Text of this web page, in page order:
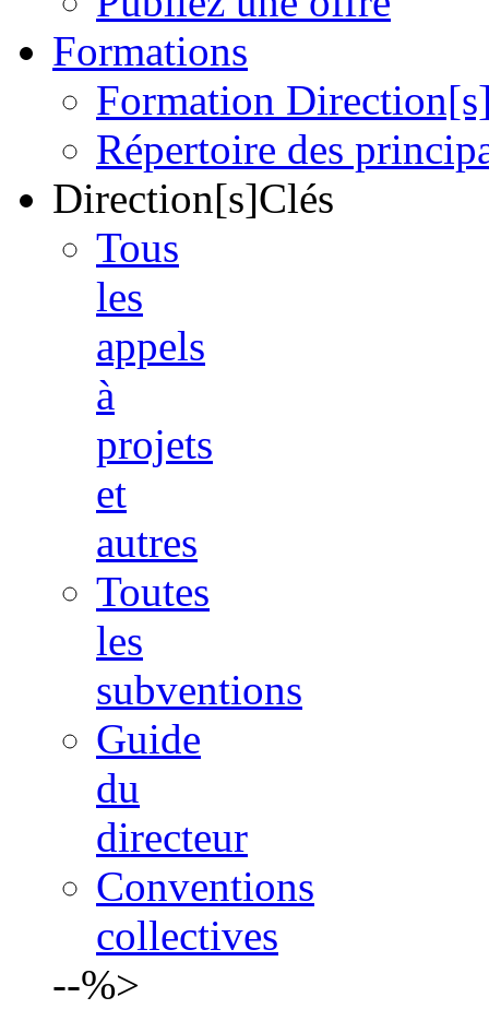
Formations
Formation
Répertoire des
Direction[s]Clés
Tous
les
appels
à
projets
et
autres
Toutes
les
subventions
Guide
du
directeur
Conventions
collectives
--%>